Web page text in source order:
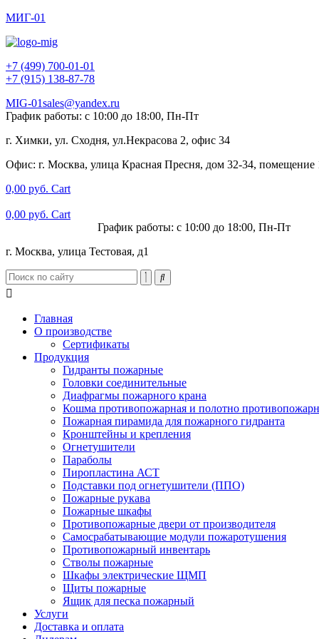
МИГ-01
+7 (499) 700-01-01
+7 (915) 138-87-78
MIG-01sales@yandex.ru
График работы: с 10:00 до 18:00, Пн-Пт
г. Химки, ул. Сходня, ул.Некрасова 2, офис 34
Офис: г. Москва, улица Красная Пресня, дом 32-34,
0,00 руб. Cart
0,00 руб. Cart
График работы: с 10:00 до 18:00, Пн-Пт
г. Москва, улица Тестовая, д1
Главная
О производстве
Сертификаты
Продукция
Гидранты пожарные
Головки соединительные
Диафрагмы пожарного крана
Кошма противопожарная и полотно
Пожарная пирамида для пожарного гидранта
Кронштейны и крепления
Огнетушители
Параболы
Пиропластина АСТ
Подставки под огнетушители (ППО)
Пожарные рукава
Пожарные шкафы
Противопожарные двери от производителя
Самосрабатывающие модули пожаротушения
Противопожарный инвентарь
Стволы пожарные
Шкафы электрические ЩМП
Щиты пожарные
Ящик для песка пожарный
Услуги
Доставка и оплата